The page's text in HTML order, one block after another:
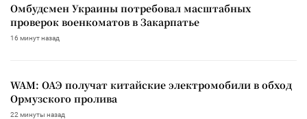
Омбудсмен Украины потребовал масштабных
проверок военкоматов в Закарпатье
16 минут назад
WAM: ОАЭ получат китайские электромобили в обход
Ормузского пролива
22 минуты назад